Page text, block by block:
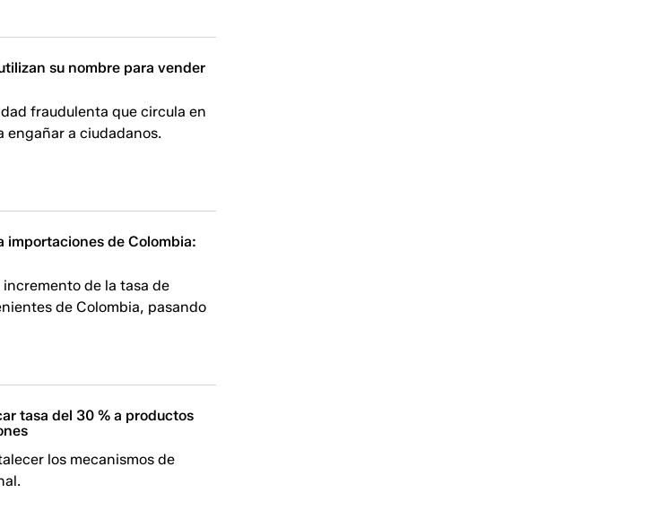
su nombre para vender
fraudulenta que circula en
engañar a ciudadanos.
importaciones de Colombia:
de la tasa de
de Colombia, pasando
tasa del 30 % a productos
los mecanismos de